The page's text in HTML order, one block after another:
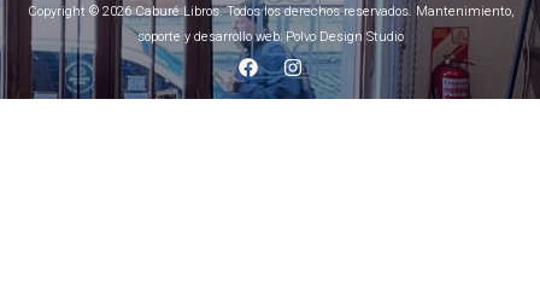
Copyright © 2026 Caburé Libros. Todos los derechos reservados. Mantenimiento,
soporte y desarrollo web: Polvo Design Studio